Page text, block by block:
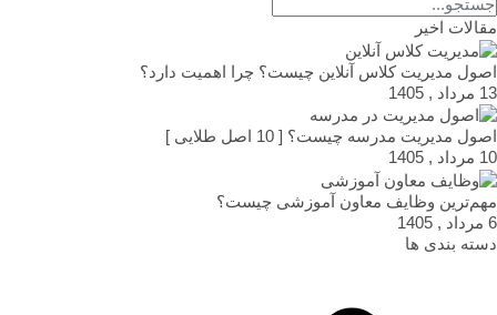
مقالات اخیر
اصول مدیریت کلاس آنلاین چیست؟ چرا اهمیت دارد؟
13 مرداد , 1405
اصول مدیریت مدرسه چیست؟ [ 10 اصل طلایی ]
10 مرداد , 1405
مهم‌ترین وظایف معاون آموزشی چیست؟
6 مرداد , 1405
دسته بندی ها